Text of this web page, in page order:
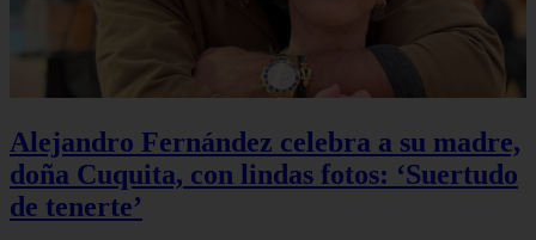
Alejandro Fernández celebra a su madre,
doña Cuquita, con lindas fotos: ‘Suertudo
de tenerte’